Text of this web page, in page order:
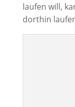
laufen will,
dorthin